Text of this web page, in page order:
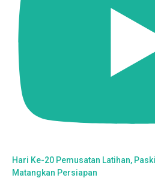
Hari Ke-20 Pemusatan Latihan,
Matangkan Persiapan